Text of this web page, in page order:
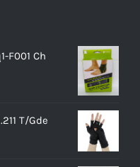
F001 Ch
T/Gde